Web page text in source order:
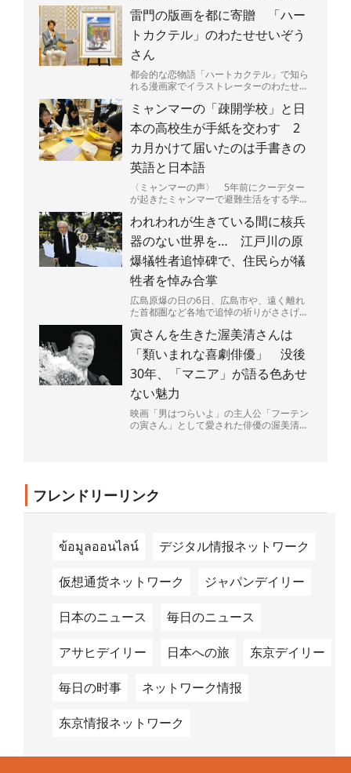
る。今年で70回目の...
雷門の版画を都に寄贈 「ハー
トカクテル」のわたせせいぞう
さん
都会的な恋物語「ハートカクテル」で知ら
れる漫画家でイラストレーターのわたせせ
雷門を描いた版画「...
ミャンマーの「疎開学校」と日
本の高校生が手紙を交わす 2
カ月かけて届いたのは手書きの
英語と日本語
〈ミャンマーの声〉 5年前にクーデター
が起きたミャンマーで避難生活をする学生
ている。内戦が続くミ...
われわれが生きている間に核兵
器のない世界を… 江戸川の原
爆犠牲者追悼碑で、住民らが犠
牲者を悼み合掌
広島原爆の日の6日、広島市や、遠く離れ
た首都圏など各地で追悼の祈りがささげら
海にした原爆投下から...
寅さんを生きた渥美清さんは
「類いまれな喜劇俳優」 没後
30年、「マニア」が語る色あせ
ない魅力
映画「男はつらいよ」の主人公「フーテン
の寅さん」として愛された俳優の渥美清さ
フレンドリーリンク
ข้อมูลออนไลน์ デジタル情报ネットワーク
仮想通货ネットワーク ジャパンデイリー
日本のニュース 毎日のニュース
アサヒデイリー 日本への旅 东京デイリー
毎日の时事 ネットワーク情报
东京情报ネットワーク